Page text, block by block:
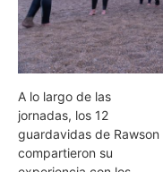
A lo largo de las
jornadas, los 12
guardavidas de Rawson
compartieron su